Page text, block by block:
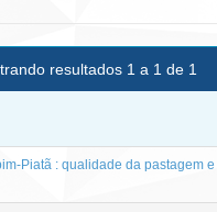
resultados 1 a 1 de 1
Piatã : qualidade da pastagem e